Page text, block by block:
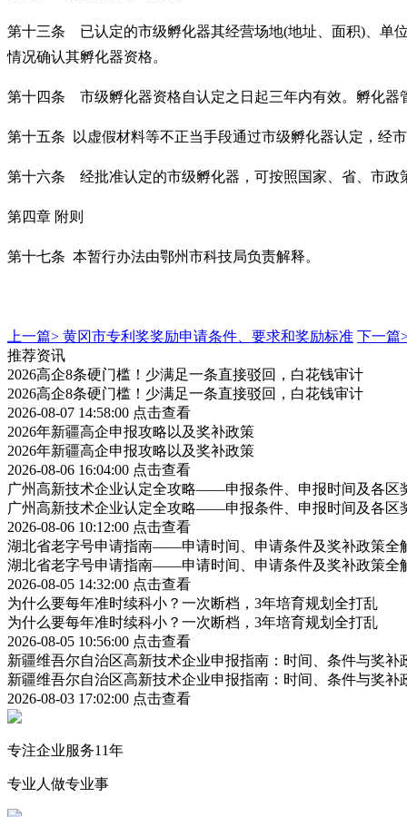
第十三条 已认定的市级孵化器其经营场地(地址、面积)、单
情况确认其孵化器资格。
第十四条 市级孵化器资格自认定之日起三年内有效。孵化器
第十五条 以虚假材料等不正当手段通过市级孵化器认定，经
第十六条 经批准认定的市级孵化器，可按照国家、省、市政
第四章 附则
第十七条 本暂行办法由鄂州市科技局负责解释。
上一篇> 黄冈市专利奖奖励申请条件、要求和奖励标准 下一篇
推荐资讯
2026高企8条硬门槛！少满足一条直接驳回，白花钱审计
2026高企8条硬门槛！少满足一条直接驳回，白花钱审计
2026-08-07 14:58:00 点击查看
2026年新疆高企申报攻略以及奖补政策
2026年新疆高企申报攻略以及奖补政策
2026-08-06 16:04:00 点击查看
广州高新技术企业认定全攻略——申报条件、申报时间及各区
广州高新技术企业认定全攻略——申报条件、申报时间及各区
2026-08-06 10:12:00 点击查看
湖北省老字号申请指南——申请时间、申请条件及奖补政策全
湖北省老字号申请指南——申请时间、申请条件及奖补政策全
2026-08-05 14:32:00 点击查看
为什么要每年准时续科小？一次断档，3年培育规划全打乱
为什么要每年准时续科小？一次断档，3年培育规划全打乱
2026-08-05 10:56:00 点击查看
新疆维吾尔自治区高新技术企业申报指南：时间、条件与奖补
新疆维吾尔自治区高新技术企业申报指南：时间、条件与奖补
2026-08-03 17:02:00 点击查看
专注企业服务11年
专业人做专业事